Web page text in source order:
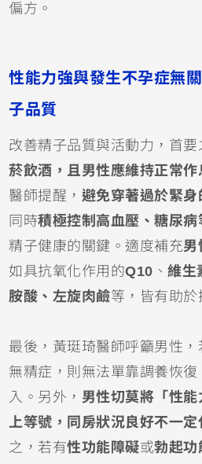
偏方。
性能力強與發生不孕症無
子品質
改善精子品質與活動力，首要
菸飲酒，且男性應維持正常作
醫師提醒， 避免穿著過於緊身
同時積極控制高血壓、糖尿病
精子健康的關鍵。適度補充男
如具抗氧化作用的Q10 、維生
胺酸、左旋肉鹼等，皆有助於
最後，黃珽琦醫師呼籲男性
無精症，則無法單靠調養恢
入。另外， 男性切莫將「性
上等號，同房狀況良好不一
之，若有性功能障礙或勃起功